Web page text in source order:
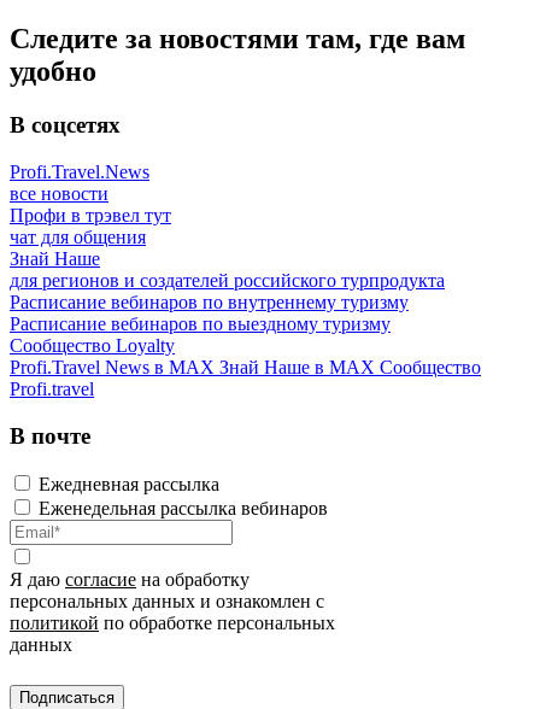
Следите за новостями там, где вам
удобно
В соцсетях
Profi.Travel.News
все новости
Профи в трэвел тут
чат для общения
Знай Наше
для регионов и создателей российского турпродукта
Расписание вебинаров по внутреннему туризму
Расписание вебинаров по выездному туризму
Сообщество Loyalty
Profi.Travel News в MAX Знай Наше в MAX Сообщество
Profi.travel
В почте
Ежедневная рассылка
Еженедельная рассылка вебинаров
Я даю согласие на обработку
персональных данных и ознакомлен с
политикой по обработке персональных
данных
Подписаться